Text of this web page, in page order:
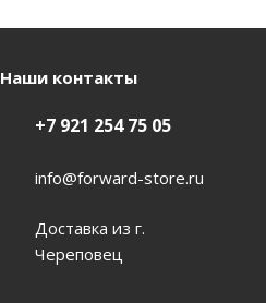
Наши контакты
+7 921 254 75 05
info@forward-store.ru
Доставка из г.
Череповец